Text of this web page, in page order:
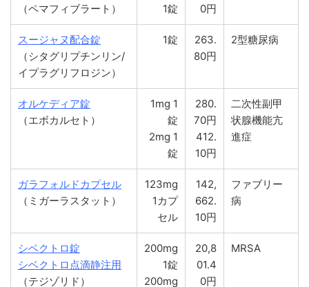
（ペマフィブラート）
1錠
0円
スージャヌ配合錠
（シタグリプチンリン/
イプラグリフロジン）
1錠
263.
80円
2型糖尿病
オルケディア錠
（エボカルセト）
1mg 1
錠
2mg 1
錠
280.
70円
412.
10円
二次性副甲
状腺機能亢
進症
ガラフォルドカプセル
（ミガーラスタット）
123mg
1カプ
セル
142,
662.
10円
ファブリー
病
シベクトロ錠
シベクトロ点滴静注用
（テジゾリド）
200mg
1錠
200mg
20,8
01.4
0円
MRSA